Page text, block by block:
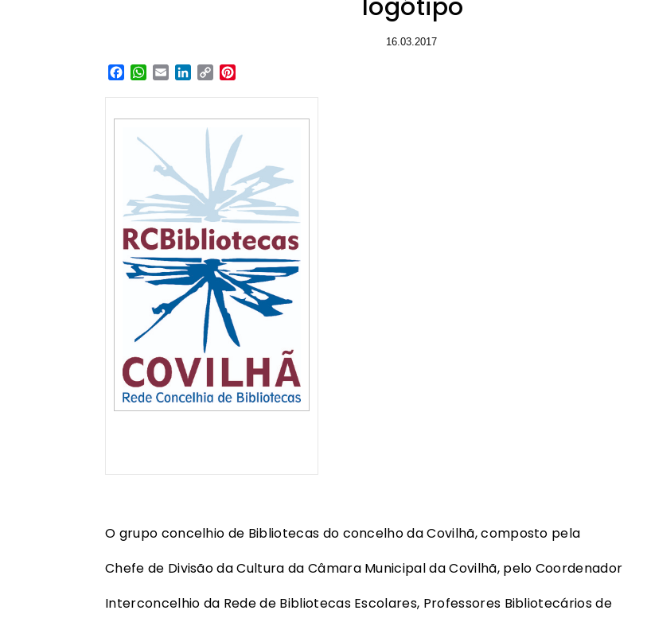
logótipo
16.03.2017
Facebook
WhatsApp
EmailLinkedIn
Copy
O grupo concelhio de Bibliotecas do concelho da Covilhã, composto pela
Chefe de Divisão da Cultura da Câmara Municipal da Covilhã, pelo Coordenador
Interconcelhio da Rede de Bibliotecas Escolares, Professores Bibliotecários de